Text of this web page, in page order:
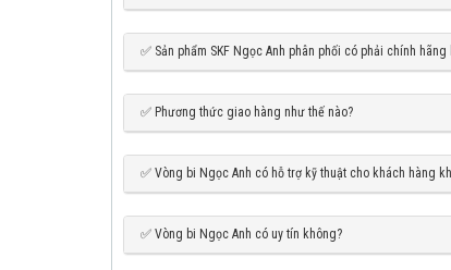
✅ Sản phẩm SKF Ngọc Anh phân phối có phải chính hãng
✅ Phương thức giao hàng như thế nào?
✅ Vòng bi Ngọc Anh có hỗ trợ kỹ thuật cho khách hàng
✅ Vòng bi Ngọc Anh có uy tín không?